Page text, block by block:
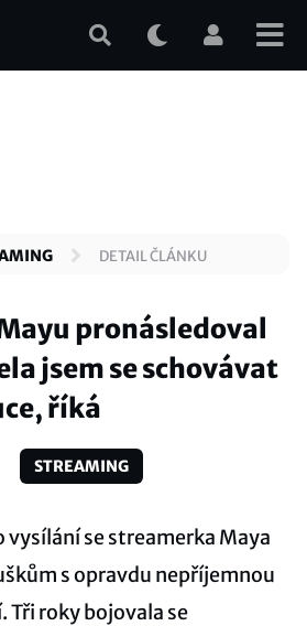
DETAIL ČLÁNKU
pronásledoval
jsem se schovávat
říká
STREAMING
vysílání se streamerka Maya
s opravdu nepříjemnou
roky bojovala se